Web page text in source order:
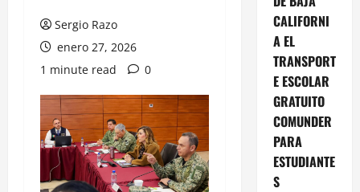
Sergio Razo
enero 27, 2026
1 minute read
0
CALIFORNI
A EL
TRANSPORT
E ESCOLAR
GRATUITO
COMUNDER
PARA
ESTUDIANTE
S